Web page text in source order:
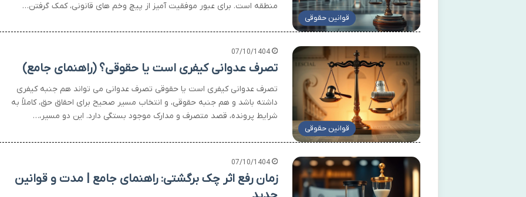
قوانین حقوقی
منطقه است. برای عبور موفقیت آمیز از پیچ وخم های قانونی، کمک گرفتن…
قوانین حقوقی
07/10/1404
تصرف عدوانی کیفری است یا حقوقی؟ (راهنمای جامع)
تصرف عدوانی کیفری است یا حقوقی تصرف عدوانی می تواند هم جنبه کیفری
داشته باشد و هم جنبه حقوقی، و انتخاب مسیر صحیح برای احقاق حق، کاملاً به
شرایط پرونده، قصد متصرف و مدارک موجود بستگی دارد. این دو مسیر،…
07/10/1404
زمان رفع اثر چک برگشتی: راهنمای جامع | مدت و قوانین